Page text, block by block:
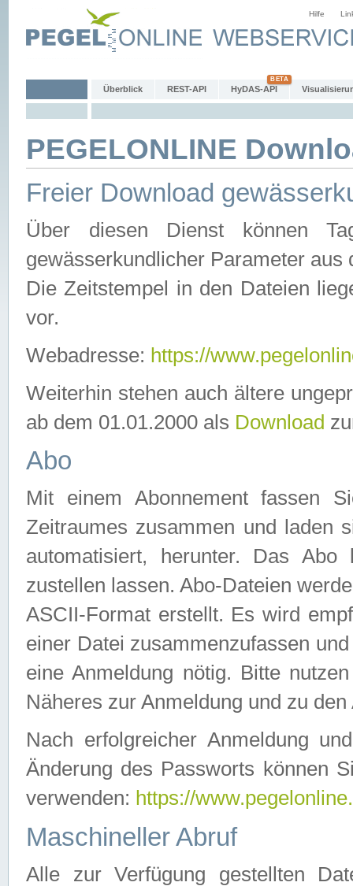
Hilfe
Überblick REST-API HyDAS-API
PEGELONLINE
Freier Download
Über diesen Dienst können
gewässerkundlicher Parameter aus
Die Zeitstempel in den Dateien
vor.
Webadresse: https://
Weiterhin stehen auch ältere
ab dem 01.01.2000 als Download
Abo
Mit einem Abonnement fassen
Zeitraumes zusammen und laden
automatisiert, herunter. Das
zustellen lassen. Abo-Dateien
ASCII-Format erstellt. Es wird
einer Datei zusammenzufassen
eine Anmeldung nötig. Bitte
Näheres zur Anmeldung und zu
Nach erfolgreicher Anmeldung
Änderung des Passworts können
verwenden: https://
Maschineller Abruf
Alle zur Verfügung gestellten